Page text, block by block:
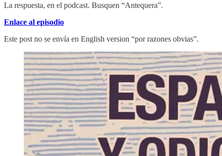
La respuesta, en el podcast. Busquen “Antequera”.
Enlace al episodio
Este post no se envía en English version “por razones obvias”.